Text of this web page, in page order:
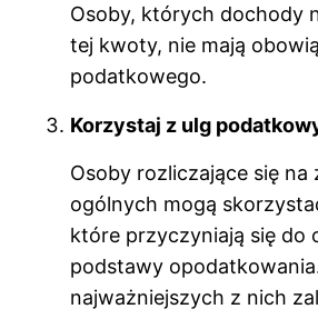
Osoby, których dochody
tej kwoty, nie mają
podatkowego.
Korzystaj z ulg
Osoby rozliczające się na
ogólnych mogą
które przyczyniają się do
podstawy
najważniejszych z nich